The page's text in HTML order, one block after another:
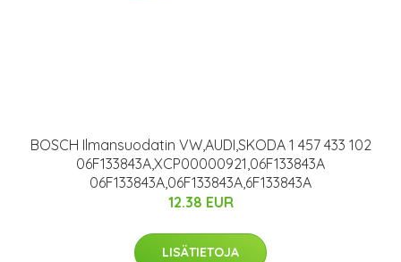
BOSCH Ilmansuodatin VW,AUDI,SKODA 1 457 433 102
06F133843A,XCP00000921,06F133843A
06F133843A,06F133843A,6F133843A
12.38 EUR
LISÄTIETOJA